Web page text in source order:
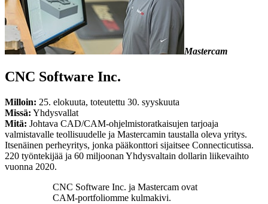
Mastercam
CNC Software Inc.
Milloin: 25. elokuuta, toteutettu 30. syyskuuta
Missä: Yhdysvallat
Mitä: Johtava CAD/CAM-ohjelmistoratkaisujen tarjoaja
valmistavalle teollisuudelle ja Mastercamin taustalla oleva yritys.
Itsenäinen perheyritys, jonka pääkonttori sijaitsee Connecticutissa.
220 työntekijää ja 60 miljoonan Yhdysvaltain dollarin liikevaihto
vuonna 2020.
CNC Software Inc. ja Mastercam ovat
CAM-portfoliomme kulmakivi.